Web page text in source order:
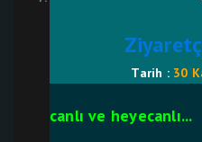
Tarih : 30
canlı ve heyecanlı...